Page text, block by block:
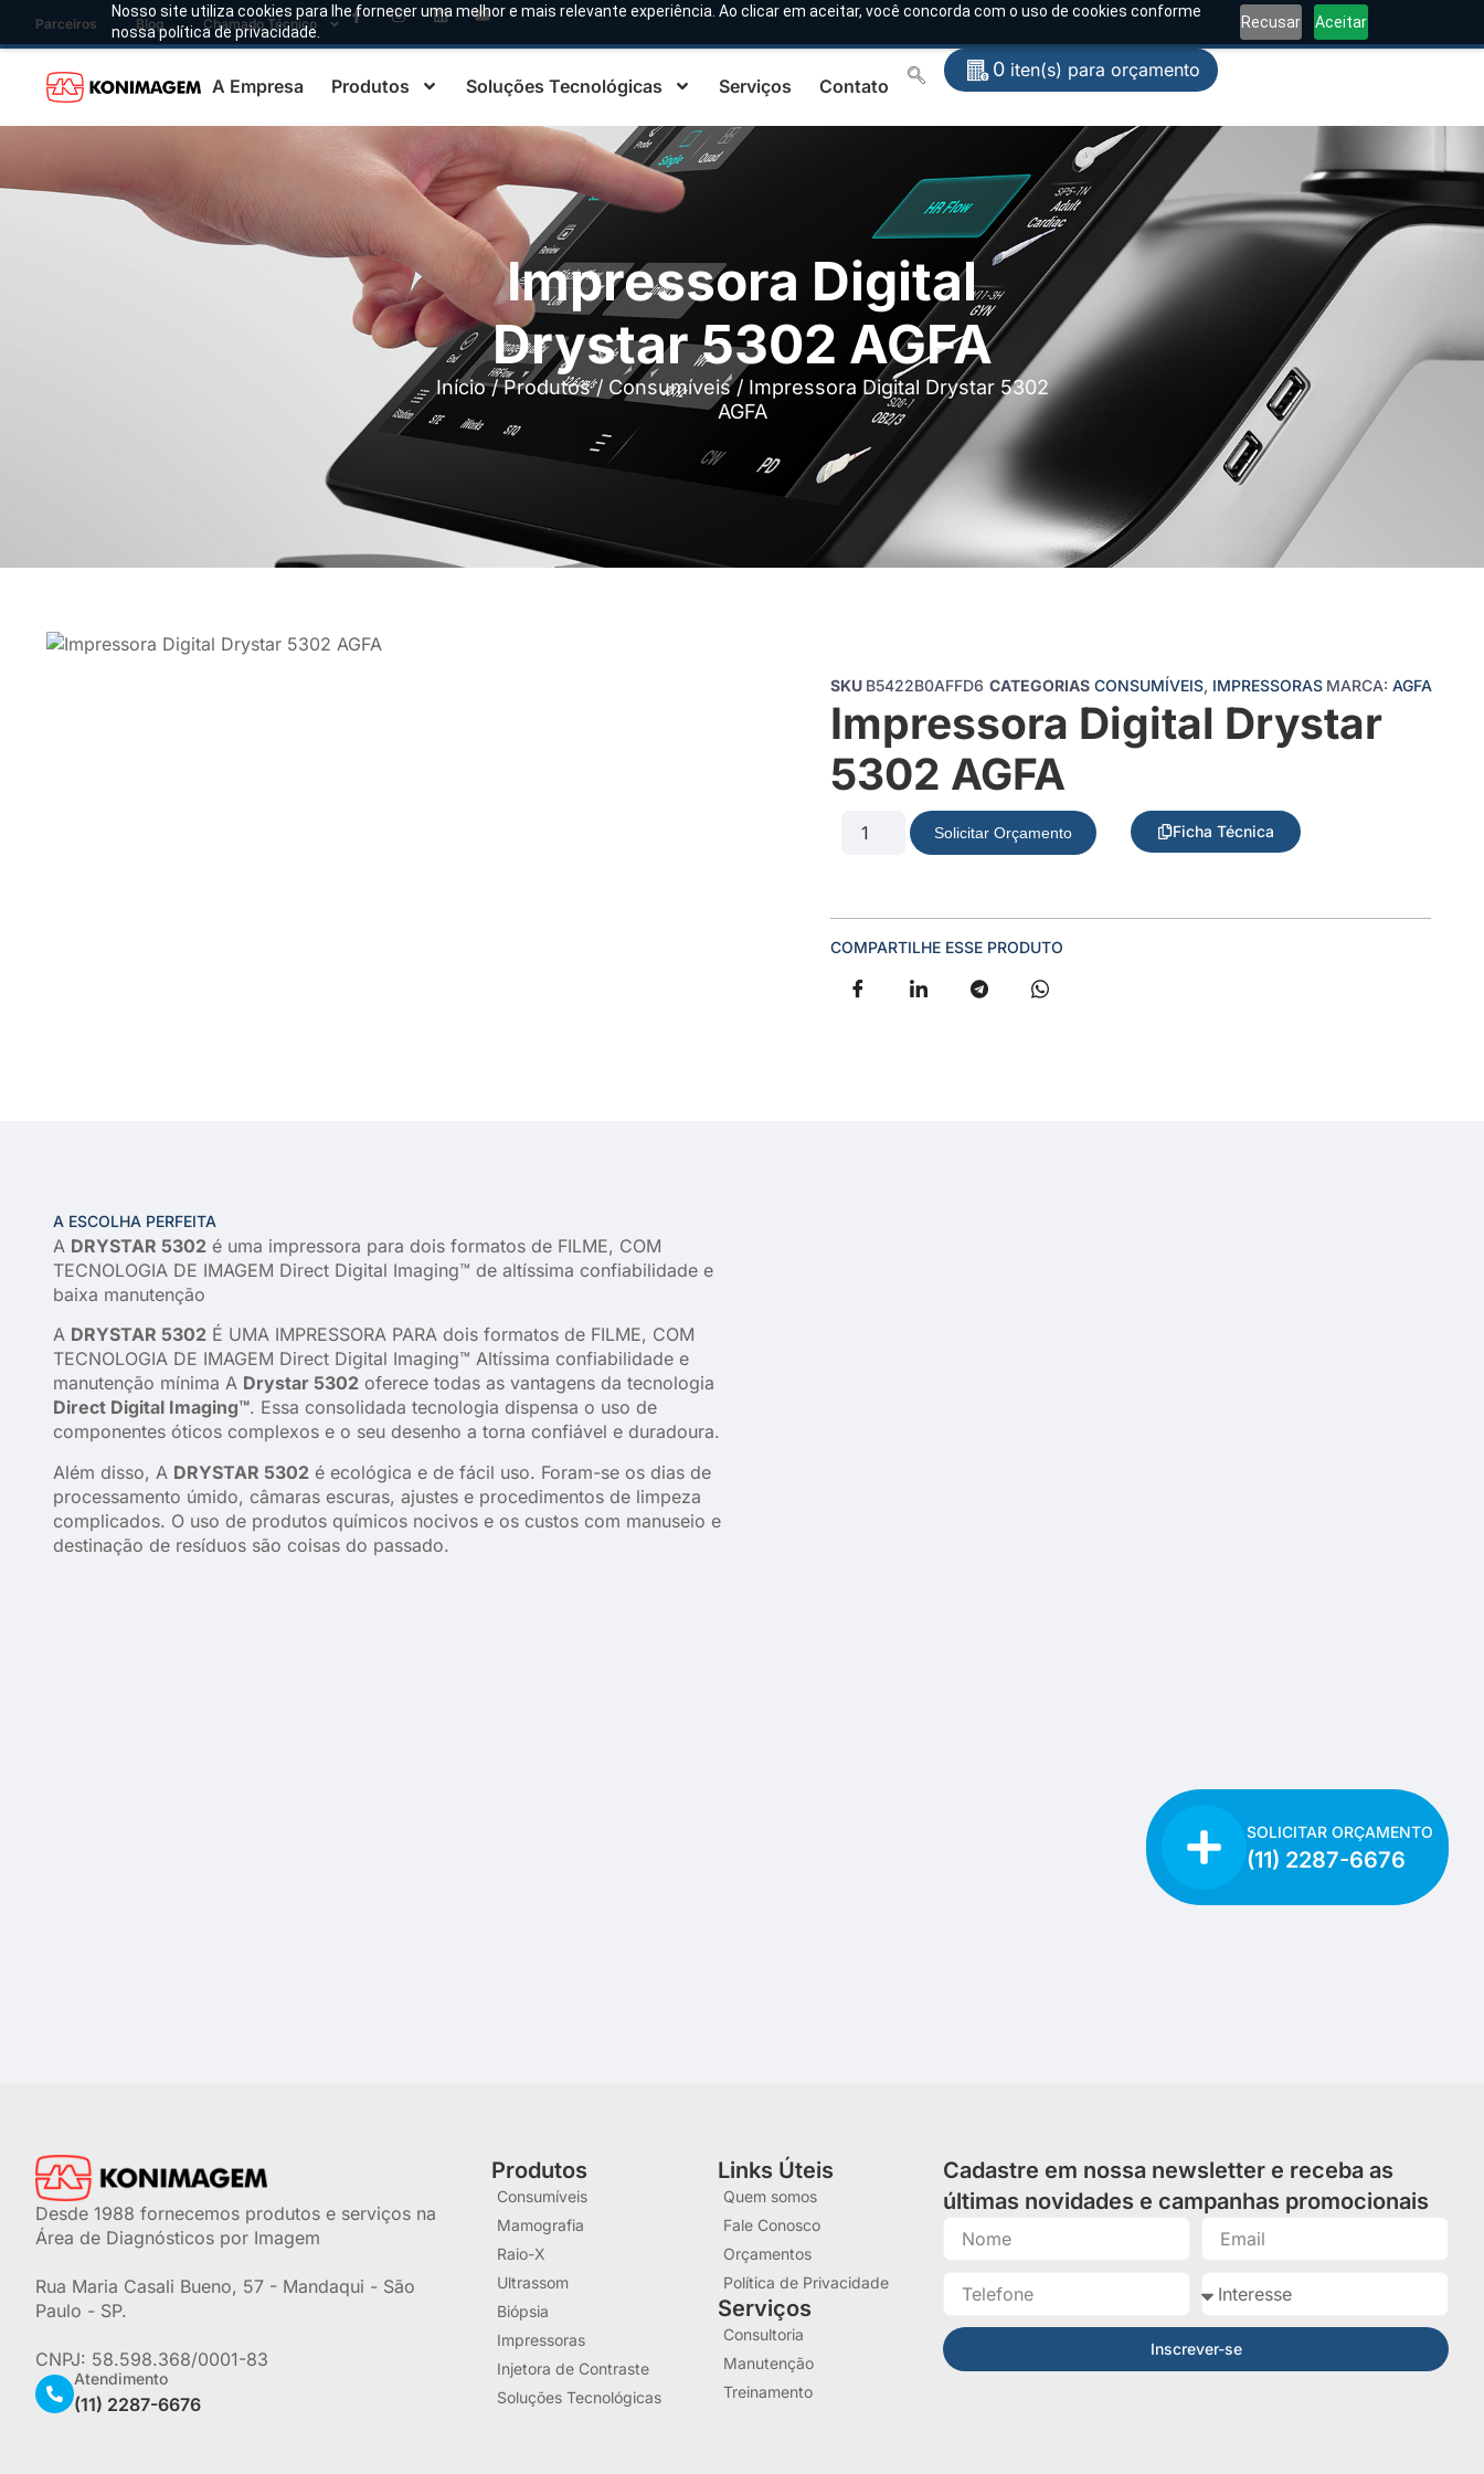
Nosso site utiliza cookies para lhe fornecer uma melhor e mais relevante experiência. Ao clicar em aceitar, você concorda com o uso de cookies conforme
nossa política de privacidade.
Recusar Aceitar
Parceiros Blog Chamado Técnico
A Empresa Produtos Soluções Tecnológicas Serviços Contato
0
Impressora Digital
Drystar 5302 AGFA
Início/Produtos/ Consumíveis/ Impressora Digital Drystar 5302
AGFA
SKU B5422B0AFFD6 CATEGORIAS CONSUMÍVEIS, IMPRESSORAS MARCA: AGFA
Impressora Digital Drystar
5302 AGFA
Solicitar Orçamento Ficha Técnica
COMPARTILHE ESSE PRODUTO
A ESCOLHA PERFEITA
A DRYSTAR 5302 é uma impressora para dois formatos de FILME, COM
TECNOLOGIA DE IMAGEM Direct Digital Imaging™ de altíssima confiabilidade e
baixa manutenção
A DRYSTAR 5302 É UMA IMPRESSORA PARA dois formatos de FILME, COM
TECNOLOGIA DE IMAGEM Direct Digital Imaging™ Altíssima confiabilidade e
manutenção mínima A Drystar 5302 oferece todas as vantagens da tecnologia
Direct Digital Imaging™. Essa consolidada tecnologia dispensa o uso de
componentes óticos complexos e o seu desenho a torna confiável e duradoura.
Além disso, A DRYSTAR 5302 é ecológica e de fácil uso. Foram-se os dias de
processamento úmido, câmaras escuras, ajustes e procedimentos de limpeza
complicados. O uso de produtos químicos nocivos e os custos com manuseio e
destinação de resíduos são coisas do passado.
SOLICITAR ORÇAMENTO
(11) 2287-6676
Desde 1988 fornecemos produtos e serviços na
Área de Diagnósticos por Imagem
Rua Maria Casali Bueno, 57 - Mandaqui - São
Paulo - SP.
CNPJ: 58.598.368/0001-83
Atendimento
(11) 2287-6676
Produtos
Consumíveis
Mamografia
Raio-X
Ultrassom
Biópsia
Impressoras
Injetora de Contraste
Soluções Tecnológicas
Links Úteis
Quem somos
Fale Conosco
Orçamentos
Política de Privacidade
Serviços
Consultoria
Manutenção
Treinamento
Cadastre em nossa newsletter e receba as
últimas novidades e campanhas promocionais
Inscrever-se